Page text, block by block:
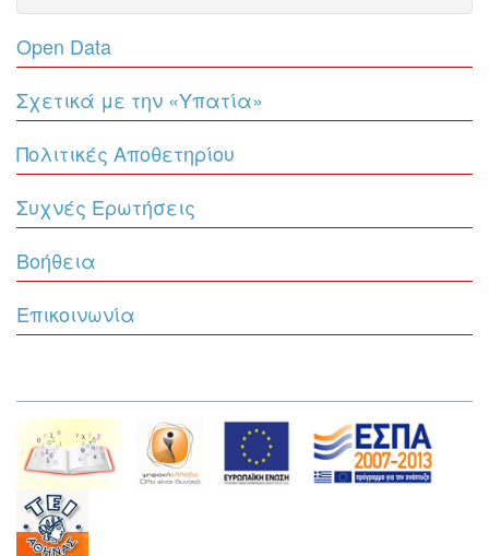
Open Data
Σχετικά με την «Υπατία»
Πολιτικές Αποθετηρίου
Συχνές Ερωτήσεις
Βοήθεια
Επικοινωνία